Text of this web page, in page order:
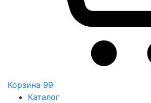
Корзина 99
Каталог